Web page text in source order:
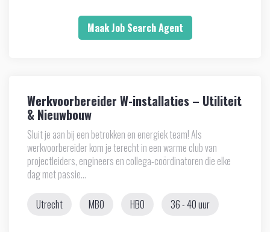
Werkvoorbereider W-installaties – Utiliteit
& Nieuwbouw
Sluit je aan bij een betrokken en energiek team! Als
werkvoorbereider kom je terecht in een warme club van
projectleiders, engineers en collega-coördinatoren die elke
dag met passie...
Utrecht MBO HBO 36 - 40 uur
Maak Job Search Agent